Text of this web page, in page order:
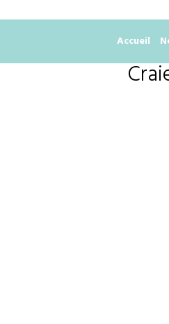
Accueil